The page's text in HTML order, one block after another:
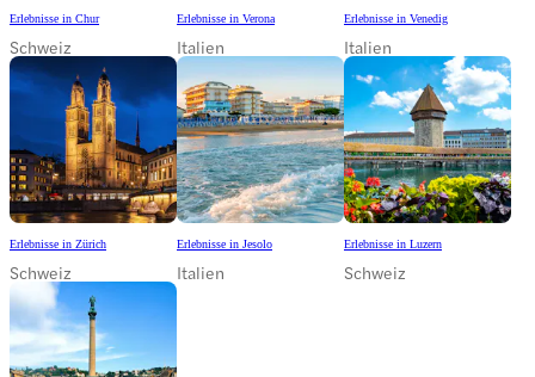
Erlebnisse in Chur
Schweiz
Erlebnisse in Verona
Italien
Erlebnisse in Venedig
Italien
Erlebnisse in Zürich
Schweiz
Erlebnisse in Jesolo
Italien
Erlebnisse in Luzern
Schweiz